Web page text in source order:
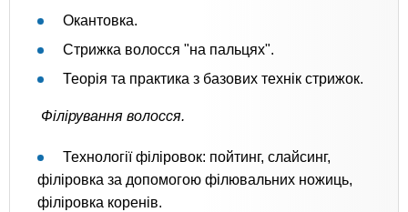
Окантовка.
Стрижка волосся "на пальцях".
Теорія та практика з базових технік стрижок.
Філірування волосся.
Технології філіровок: пойтинг, слайсинг,
філіровка за допомогою філювальних ножиць,
філіровка коренів.